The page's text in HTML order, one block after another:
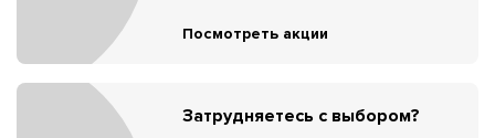
Посмотреть акции
Затрудняетесь с выбором?